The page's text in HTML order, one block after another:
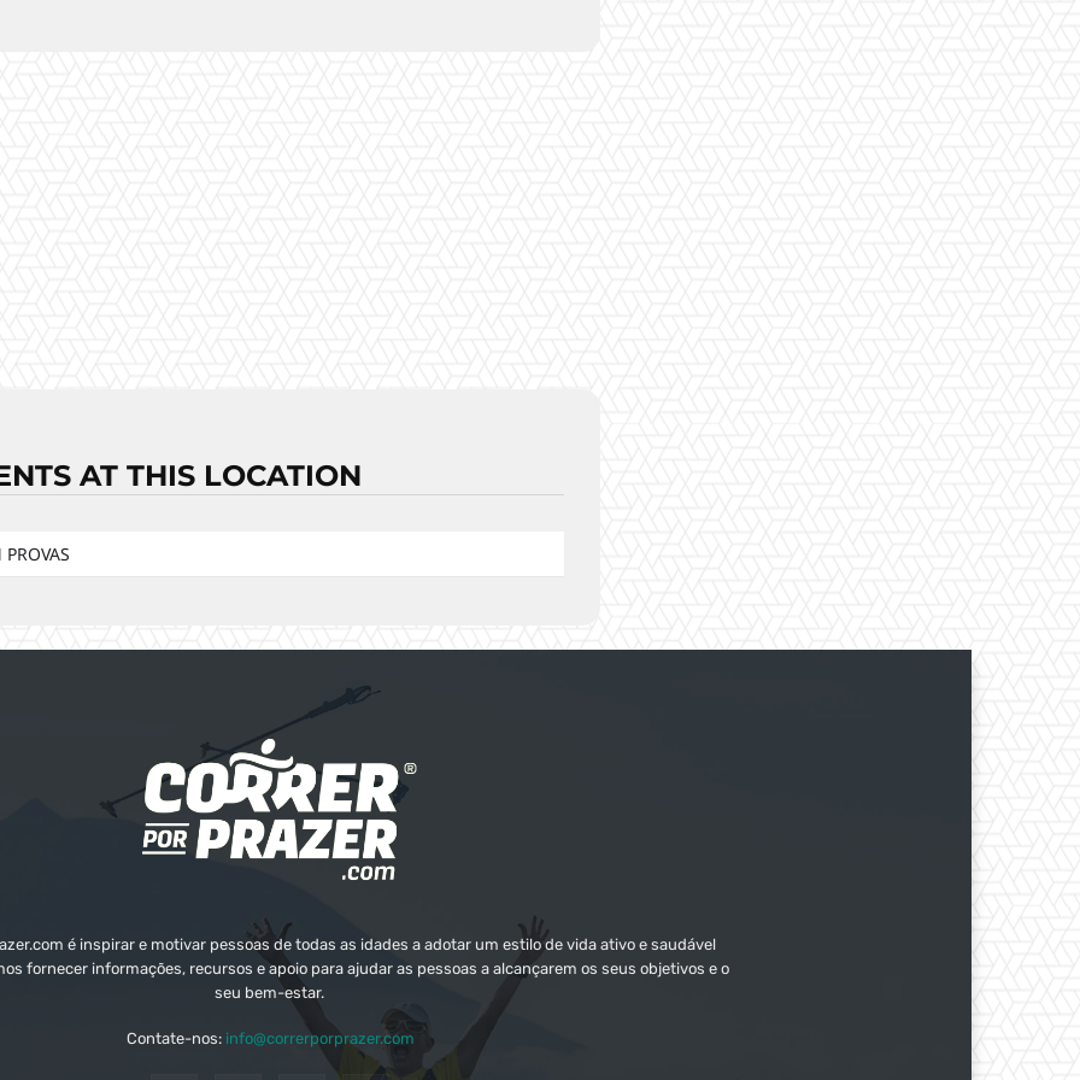
AT THIS LOCATION
PROVAS
é inspirar e motivar pessoas de todas as idades a adotar um estilo de vida ativo e saudável
fornecer informações, recursos e apoio para ajudar as pessoas a alcançarem os seus objetivos e o
seu bem-estar.
Contate-nos: info@correrporprazer.com